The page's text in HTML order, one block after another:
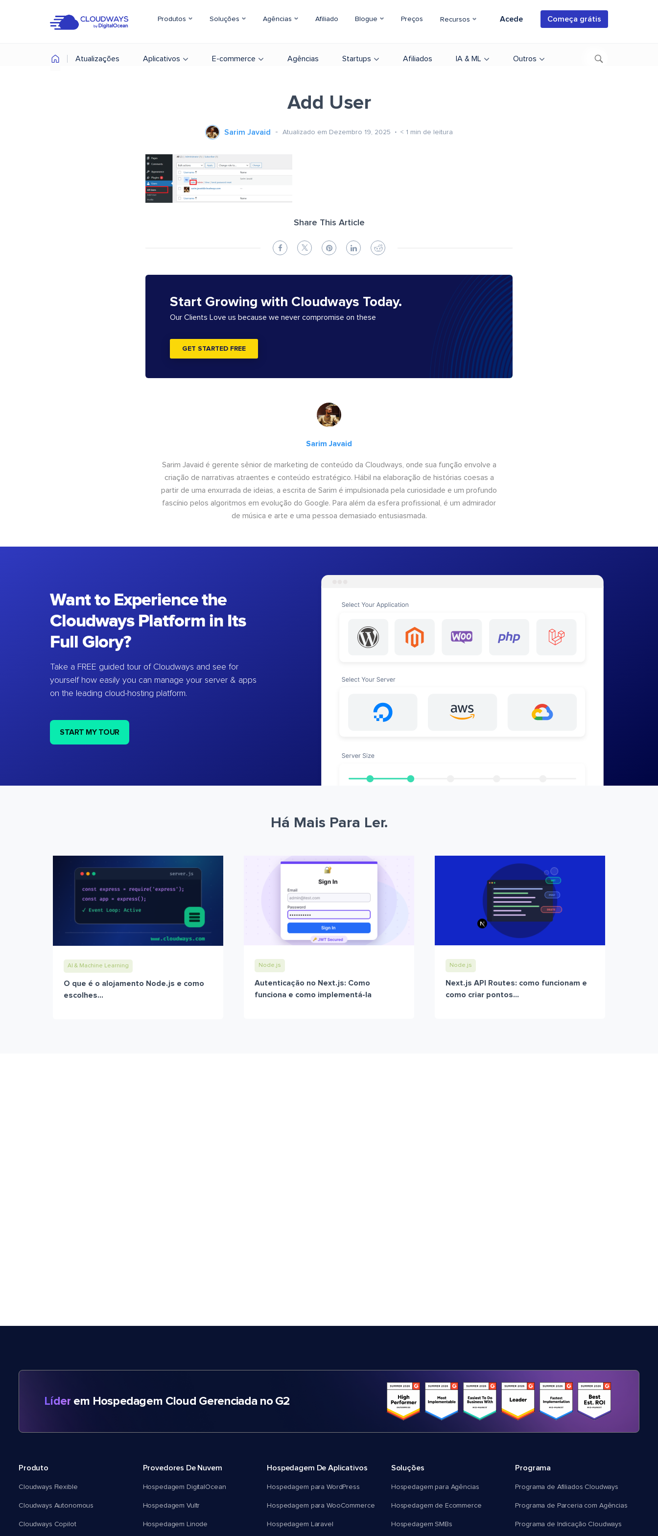
Produtos Soluções Agências Afiliado Blogue Preços Recursos Acede Começa grátis
Atualizações Aplicativos E-commerce Agências Startups Afiliados IA & ML Outros
Add User
Sarim Javaid Atualizado em Dezembro 19, 2025 < 1 min de leitura
Share This Article
Start Growing with Cloudways Today.
Our Clients Love us because we never compromise on these
GET STARTED FREE
Sarim Javaid
Sarim Javaid é gerente sênior de marketing de conteúdo da Cloudways, onde sua função envolve a
criação de narrativas atraentes e conteúdo estratégico. Hábil na elaboração de histórias coesas a
partir de uma enxurrada de ideias, a escrita de Sarim é impulsionada pela curiosidade e um profundo
fascínio pelos algoritmos em evolução do Google. Para além da esfera profissional, é um admirador
de música e arte e uma pessoa demasiado entusiasmada.
Want to Experience the
Cloudways Platform in Its
Full Glory?
Take a FREE guided tour of Cloudways and see for
yourself how easily you can manage your server & apps
on the leading cloud-hosting platform.
START MY TOUR
Há Mais Para Ler.
AI & Machine Learning
O que é o alojamento Node.js e como
escolhes...
Node.js
Autenticação no Next.js: Como
funciona e como implementá-la
Node.js
Next.js API Routes: como funcionam e
como criar pontos...
Líder em Hospedagem Cloud Gerenciada no G2
Produto
Cloudways Flexible
Cloudways Autonomous
Cloudways Copilot
Provedores De Nuvem
Hospedagem DigitalOcean
Hospedagem Vultr
Hospedagem Linode
Hospedagem De Aplicativos
Hospedagem para WordPress
Hospedagem para WooCommerce
Hospedagem Laravel
Soluções
Hospedagem para Agências
Hospedagem de Ecommerce
Hospedagem SMBs
Programa
Programa de Afiliados Cloudways
Programa de Parceria com Agências
Programa de Indicação Cloudways